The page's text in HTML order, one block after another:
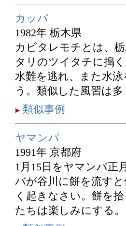
カッパ
1982年 栃木県
カビタレモチとは、
タリのツイタチに搗
水難を逃れ、また水
う。類似した風習は
類似事例
ヤマンバ
1991年 京都府
1月15日をヤマンバ正
バが谷川に餅を流す
く起きなさい。餅を
たちは楽しみにする。